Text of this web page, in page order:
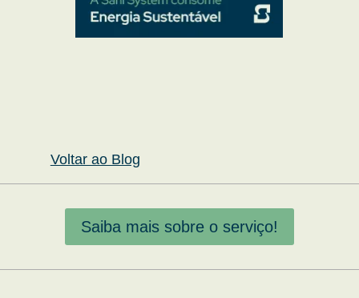
Voltar ao Blog
Saiba mais sobre o serviço!